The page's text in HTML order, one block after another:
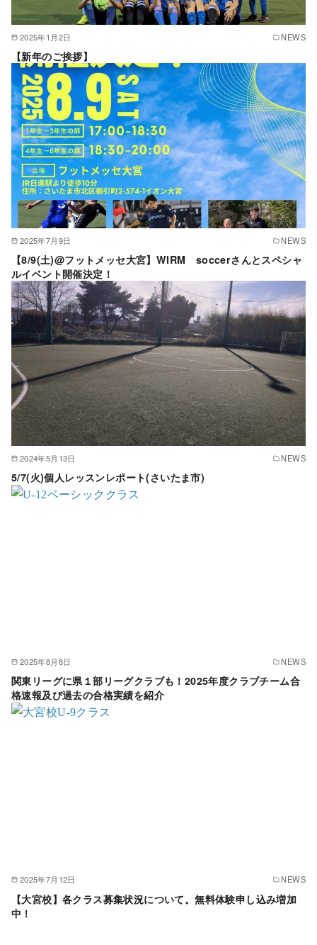
2025年1月2日 NEWS
【新年のご挨拶】
2025年7月9日 NEWS
【8/9(土)@フットメッセ大宮】WIRM soccerさんとスペシャ
ルイベント開催決定！
2024年5月13日 NEWS
5/7(火)個人レッスンレポート(さいたま市)
2025年8月8日 NEWS
関東リーグに県１部リーグクラブも！2025年度クラブチーム合
格速報及び過去の合格実績を紹介
2025年7月12日 NEWS
【大宮校】各クラス募集状況について。無料体験申し込み増加
中！